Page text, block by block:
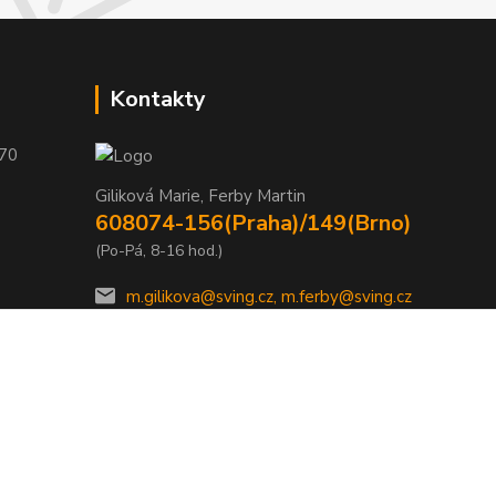
Kontakty
Giliková Marie, Ferby Martin
608074-156(Praha)/149(Brno)
(Po-Pá, 8-16 hod.)
m.gilikova@sving.cz, m.ferby@sving.cz